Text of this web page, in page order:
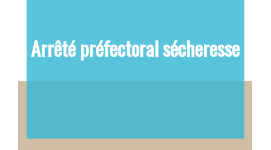
Arrêté préfectoral sécheresse